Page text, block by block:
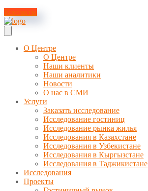
Контакты
О Центре
О Центре
Наши клиенты
Наши аналитики
Новости
О нас в СМИ
Услуги
Заказать исследование
Исследование гостиниц
Исследование рынка жилья
Исследования в Казахстане
Исследования в Узбекистане
Исследования в Кыргызстане
Исследования в Таджикистане
Исследования
Проекты